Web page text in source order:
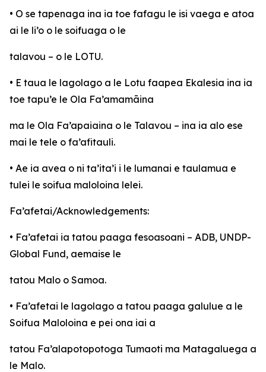
• O se tapenaga ina ia toe fafagu le isi vaega e atoa
ai le li’o o le soifuaga o le
talavou – o le LOTU.
• E taua le lagolago a le Lotu faapea Ekalesia ina ia
toe tapu’e le Ola Fa’amamāina
ma le Ola Fa’apaiaina o le Talavou – ina ia alo ese
mai le tele o fa’afitauli.
• Ae ia avea o ni ta’ita’i i le lumanai e taulamua e
tulei le soifua maloloina lelei.
Fa’afetai/Acknowledgements:
• Fa’afetai ia tatou paaga fesoasoani – ADB, UNDP-
Global Fund, aemaise le
tatou Malo o Samoa.
• Fa’afetai le lagolago a tatou paaga galulue a le
Soifua Maloloina e pei ona iai a
tatou Fa’alapotopotoga Tumaoti ma Matagaluega a
le Malo.